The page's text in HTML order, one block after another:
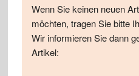
Wenn Sie keinen neuen
möchten, tragen Sie bitte
Wir informieren Sie dann
Artikel: